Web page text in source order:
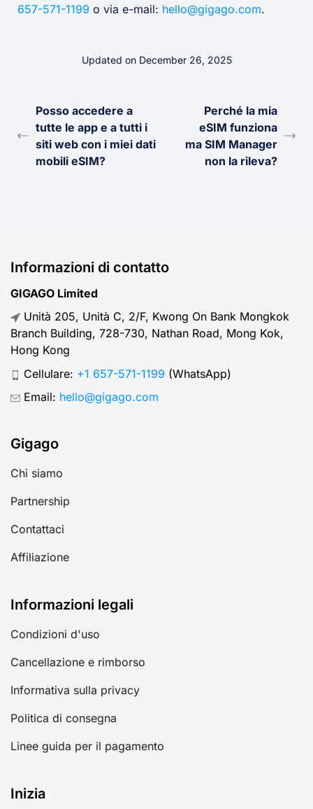
657-571-1199 o via e-mail: hello@gigago.com.
Updated on December 26, 2025
Posso accedere a
tutte le app e a tutti i
siti web con i miei dati
mobili eSIM?
Perché la mia
eSIM funziona
ma SIM Manager
non la rileva?
Informazioni di contatto
GIGAGO Limited
Unità 205, Unità C, 2/F, Kwong On Bank Mongkok
Branch Building, 728-730, Nathan Road, Mong Kok,
Hong Kong
Cellulare: +1 657-571-1199 (WhatsApp)
Email: hello@gigago.com
Gigago
Chi siamo
Partnership
Contattaci
Affiliazione
Informazioni legali
Condizioni d'uso
Cancellazione e rimborso
Informativa sulla privacy
Politica di consegna
Linee guida per il pagamento
Inizia